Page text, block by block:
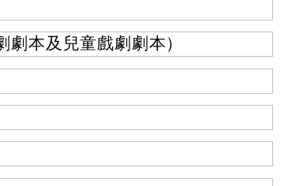
劇本及兒童戲劇劇本）